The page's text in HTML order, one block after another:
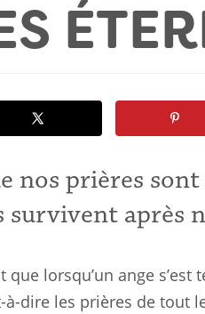
nos prières
survivent après
que lorsqu’un ange
à-dire les prières de tout